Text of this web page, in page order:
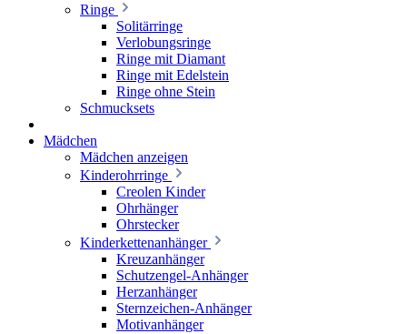
Ringe
Solitärringe
Verlobungsringe
Ringe mit Diamant
Ringe mit Edelstein
Ringe ohne Stein
Schmucksets
Mädchen
Mädchen anzeigen
Kinderohrringe
Creolen Kinder
Ohrhänger
Ohrstecker
Kinderkettenanhänger
Kreuzanhänger
Schutzengel-Anhänger
Herzanhänger
Sternzeichen-Anhänger
Motivanhänger